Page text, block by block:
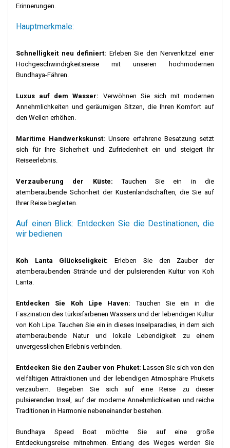
Erinnerungen.
Hauptmerkmale:
Schnelligkeit neu definiert: Erleben Sie den Nervenkitzel einer
Hochgeschwindigkeitsreise mit unseren hochmodernen
Bundhaya-Fähren.
Luxus auf dem Wasser: Verwöhnen Sie sich mit modernen
Annehmlichkeiten und geräumigen Sitzen, die Ihren Komfort auf
den Wellen erhöhen.
Maritime Handwerkskunst: Unsere erfahrene Besatzung setzt
sich für Ihre Sicherheit und Zufriedenheit ein und steigert Ihr
Reiseerlebnis.
Verzauberung der Küste:Tauchen Sie ein in die
atemberaubende Schönheit der Küstenlandschaften, die Sie auf
Ihrer Reise begleiten.
Auf einen Blick: Entdecken Sie die Destinationen, die
wir bedienen
Koh Lanta Glückseligkeit:Erleben Sie den Zauber der
atemberaubenden Strände und der pulsierenden Kultur von Koh
Lanta.
Entdecken Sie Koh Lipe Haven: Tauchen Sie ein in die
Faszination des türkisfarbenen Wassers und der lebendigen Kultur
von Koh Lipe. Tauchen Sie ein in dieses Inselparadies, in dem sich
atemberaubende Natur und lokale Lebendigkeit zu einem
unvergesslichen Erlebnis verbinden.
Entdecken Sie den Zauber von Phuket: Lassen Sie sich von den
vielfältigen Attraktionen und der lebendigen Atmosphäre Phukets
verzaubern. Begeben Sie sich auf eine Reise zu dieser
pulsierenden Insel, auf der moderne Annehmlichkeiten und reiche
Traditionen in Harmonie nebeneinander bestehen.
Bundhaya Speed Boat möchte Sie auf eine große
Entdeckungsreise mitnehmen. Entlang des Weges werden Sie